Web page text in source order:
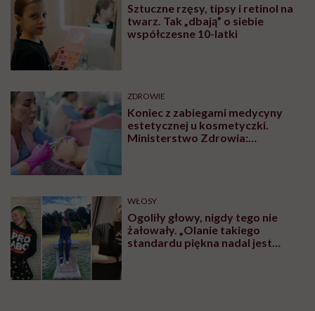
Sztuczne rzęsy, tipsy i retinol na
twarz. Tak „dbają” o siebie
współczesne 10-latki
ZDROWIE
Koniec z zabiegami medycyny
estetycznej u kosmetyczki.
Ministerstwo Zdrowia:
WŁOSY
Ogoliły głowy, nigdy tego nie
żałowały. „Olanie takiego
standardu piękna nadal jest